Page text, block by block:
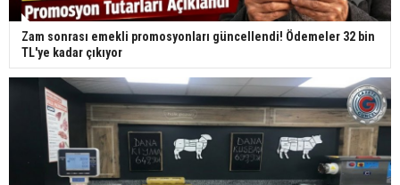
Zam sonrası emekli promosyonları güncellendi! Ödemeler 32 bin
TL'ye kadar çıkıyor